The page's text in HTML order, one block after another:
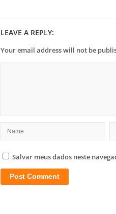
LEAVE A REPLY:
Your email address will not be
Salvar meus dados neste